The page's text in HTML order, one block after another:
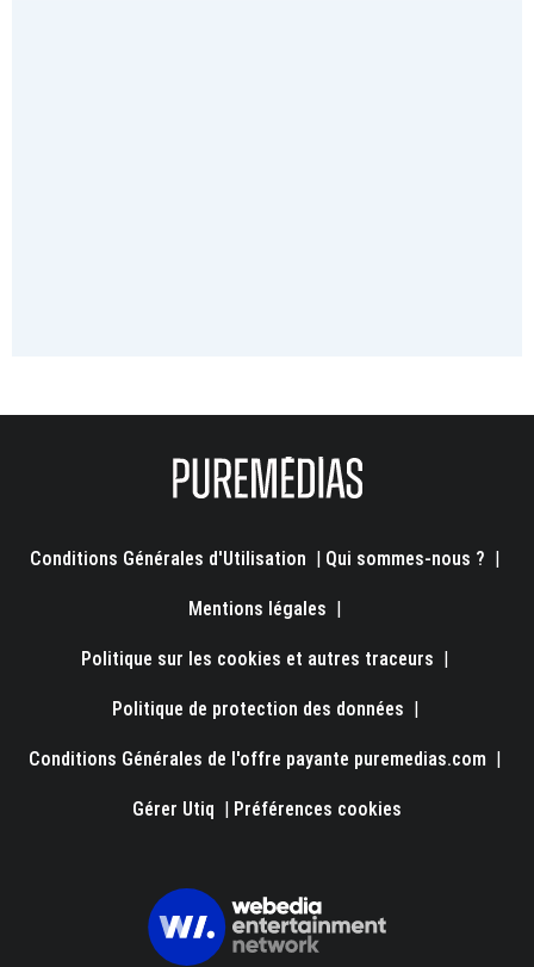
Conditions Générales d'Utilisation Qui sommes-nous ?
Mentions légales
Politique sur les cookies et autres traceurs
Politique de protection des données
Conditions Générales de l'offre payante puremedias.com
Gérer Utiq Préférences cookies